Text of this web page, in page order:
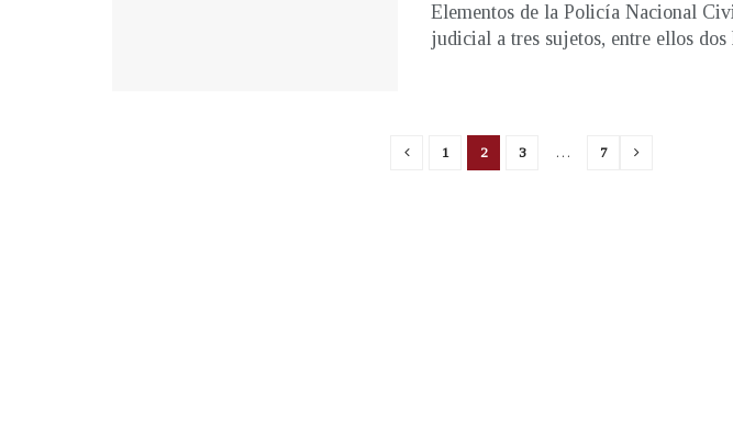
Elementos de la Policía Nacional
judicial a tres sujetos, entre ellos dos
1 2 3 … 7